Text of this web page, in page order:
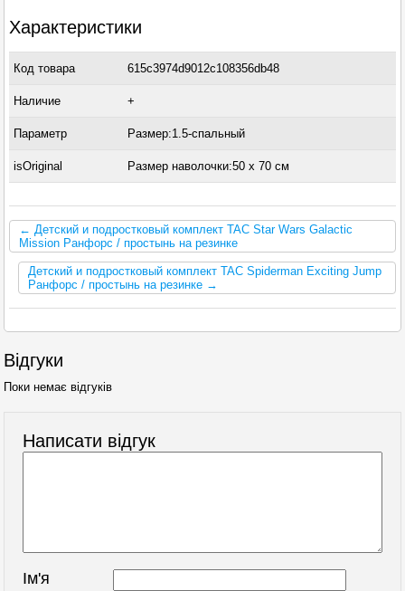
Характеристики
Код товара 615c3974d9012c108356db48
Наличие +
Параметр Размер:1.5-спальный
isOriginal Размер наволочки:50 х 70 см
← Детский и подростковый комплект TAC Star Wars Galactic
Mission Ранфорс / простынь на резинке
Детский и подростковый комплект TAC Spiderman Exciting Jump
Ранфорс / простынь на резинке →
Відгуки
Поки немає відгуків
Написати відгук
Ім'я